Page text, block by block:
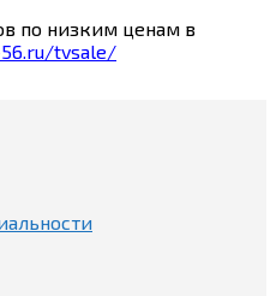
по низким ценам в
tvsale/